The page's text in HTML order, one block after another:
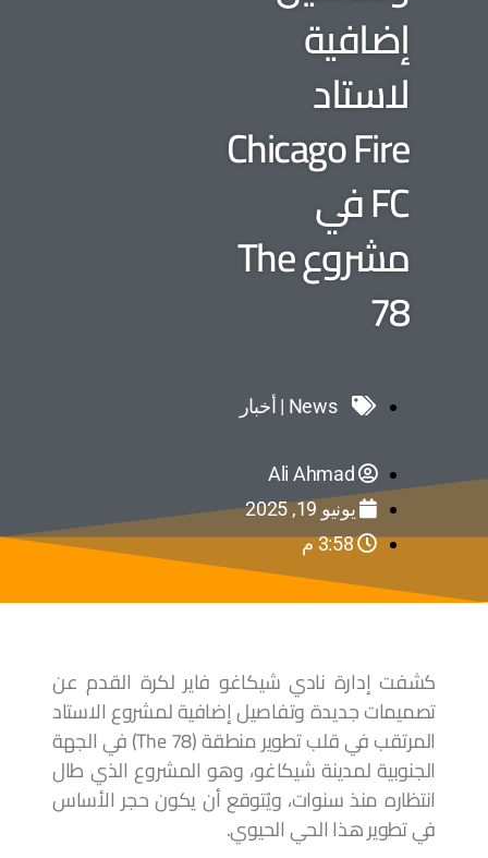
إضافية
لاستاد
Chicago Fire
FC في
مشروع The
78
News | أخبار
Ali Ahmad
يونيو 19, 2025
3:58 م
كشفت إدارة نادي شيكاغو فاير لكرة القدم عن
تصميمات جديدة وتفاصيل إضافية لمشروع الاستاد
المرتقب في قلب تطوير منطقة (The 78) في الجهة
الجنوبية لمدينة شيكاغو، وهو المشروع الذي طال
انتظاره منذ سنوات، ويُتوقع أن يكون حجر الأساس
في تطوير هذا الحي الحيوي.